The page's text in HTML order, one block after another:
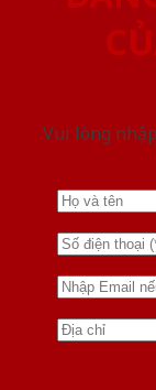
Vui lòng